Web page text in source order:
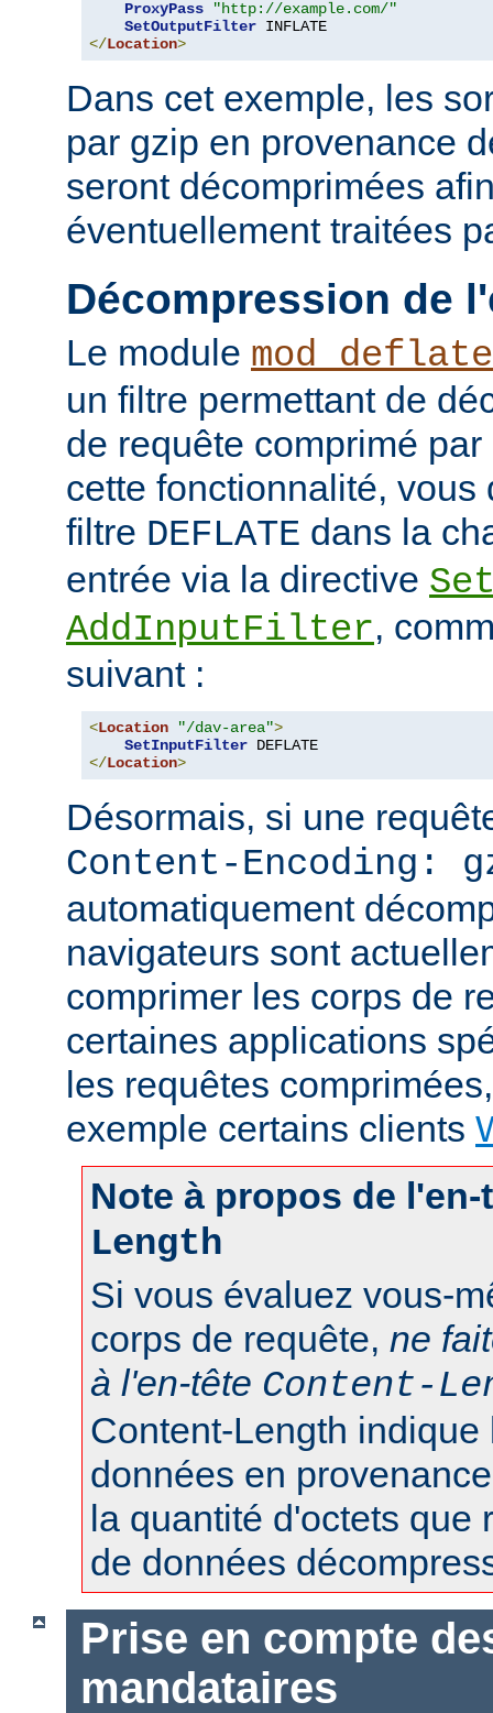
ProxyPass
"http://example.com/"
SetOutputFilter
</Location>
Dans cet exemple, les
par gzip en provenance
seront décomprimées
éventuellement traitées
Décompression de
Le module mod_deflate
un filtre permettant de
de requête comprimé
cette fonctionnalité, vous
filtre DEFLATE dans la
entrée via la directive
AddInputFilter,
suivant :
<Location "/dav-area">
SetInputFilter
</Location>
Désormais, si une
Content-Encoding:
automatiquement
navigateurs sont
comprimer les corps de
certaines applications
les requêtes
exemple certains clients
Note à propos de
Length
Si vous évaluez vous-
corps de requête, ne
à l'en-tête Content-
Content-Length
données en
la quantité d'octets que
de données
Prise en compte
mandataires